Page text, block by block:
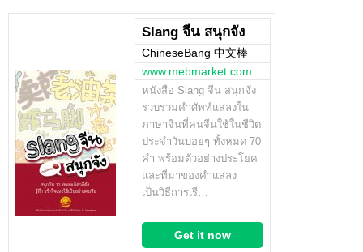
Slang จีน สนุกจัง
ChineseBang 中文棒
www.mebmarket.com
หนังสือ Slang จีน สนุกจัง
รวบรวมคำศัพท์แสลงใน
ภาษาจีนที่คนจีนใช้ในชีวิต
ประจำวันบ่อยๆ ทั้งหมด 70
คำ พร้อมตัวอย่างประโยค
และที่มาของคำแสลง
เป็นวิธีการเรี…
Get it now